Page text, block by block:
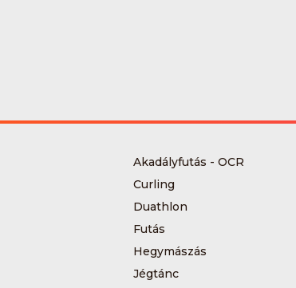
Akadályfutás - OCR
Curling
Duathlon
Futás
Hegymászás
Jégtánc